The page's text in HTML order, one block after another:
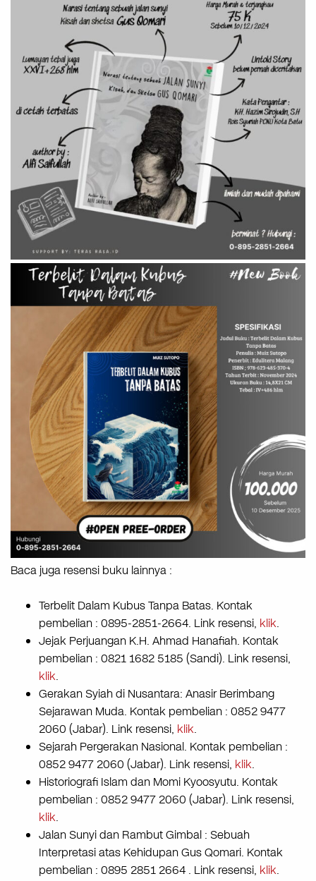
Baca juga resensi buku lainnya :
Terbelit Dalam Kubus Tanpa Batas. Kontak
pembelian : 0895-2851-2664. Link resensi, klik.
Jejak Perjuangan K.H. Ahmad Hanafiah. Kontak
pembelian : 0821 1682 5185 (Sandi). Link resensi,
klik.
Gerakan Syiah di Nusantara: Anasir Berimbang
Sejarawan Muda. Kontak pembelian : 0852 9477
2060 (Jabar). Link resensi, klik.
Sejarah Pergerakan Nasional. Kontak pembelian :
0852 9477 2060 (Jabar). Link resensi, klik.
Historiografi Islam dan Momi Kyoosyutu. Kontak
pembelian : 0852 9477 2060 (Jabar). Link resensi,
klik.
Jalan Sunyi dan Rambut Gimbal : Sebuah
Interpretasi atas Kehidupan Gus Qomari. Kontak
pembelian : 0895 2851 2664 . Link resensi, klik.